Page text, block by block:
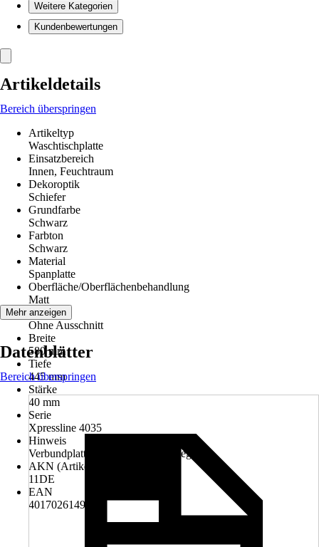
Weitere Kategorien
Kundenbewertungen
Artikeldetails
Bereich überspringen
Artikeltyp
Waschtischplatte
Einsatzbereich
Innen, Feuchtraum
Dekoroptik
Schiefer
Grundfarbe
Schwarz
Farbton
Schwarz
Material
Spanplatte
Oberfläche/Oberflächenbehandlung
Matt
Variante
Ohne Ausschnitt
Breite
580 mm
Tiefe
445 mm
Stärke
40 mm
Serie
Xpressline 4035
Hinweis
Verbundplatte mit Schichtstoff belegt
AKN (Artikelkurznummer)
11DE
EAN
4017026149978
Mehr anzeigen
Datenblätter
Bereich überspringen